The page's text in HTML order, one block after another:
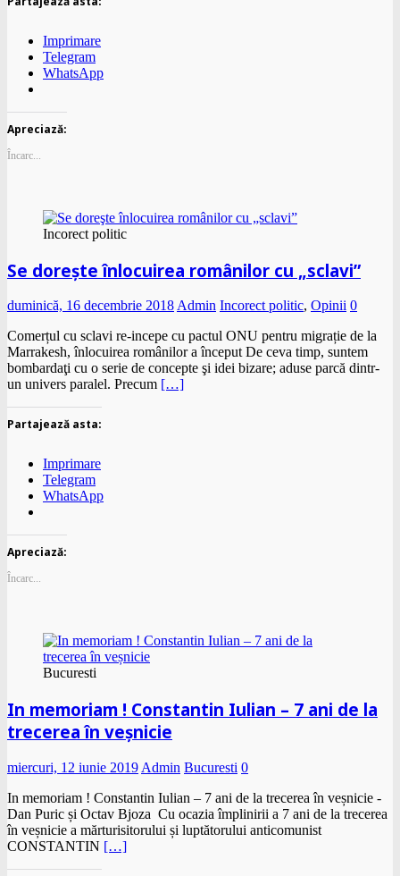
Imprimare
Telegram
WhatsApp
Apreciază:
Încarc...
Incorect politic
Se doreşte înlocuirea românilor cu „sclavi”
duminică, 16 decembrie 2018 Admin Incorect politic, Opinii 0
Comerțul cu sclavi re-incepe cu pactul ONU pentru migrație de la
Marrakesh, înlocuirea românilor a început De ceva timp, suntem
bombardaţi cu o serie de concepte şi idei bizare; aduse parcă dintr-
un univers paralel. Precum […]
Partajează asta:
Imprimare
Telegram
WhatsApp
Apreciază:
Încarc...
Bucuresti
In memoriam ! Constantin Iulian – 7 ani de la
trecerea în veșnicie
miercuri, 12 iunie 2019 Admin Bucuresti 0
In memoriam ! Constantin Iulian – 7 ani de la trecerea în veșnicie -
Dan Puric și Octav Bjoza Cu ocazia împlinirii a 7 ani de la trecerea
în veșnicie a mărturisitorului și luptătorului anticomunist
CONSTANTIN […]